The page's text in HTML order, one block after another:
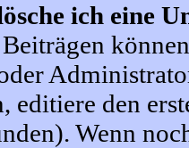
ich eine
editiere den
Wenn